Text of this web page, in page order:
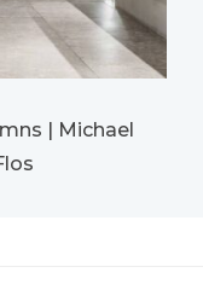
| Michael